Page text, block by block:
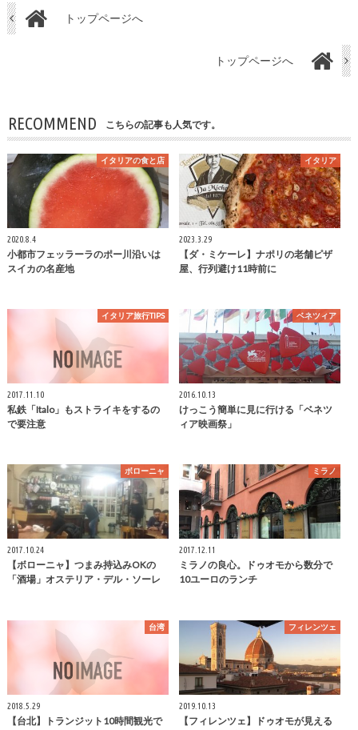
トップページへ
トップページへ
RECOMMEND こちらの記事も人気です。
イタリアの食と店
2020.8.4
小都市フェッラーラのポー川沿いは
スイカの名産地
イタリア
2023.3.29
【ダ・ミケーレ】ナポリの老舗ピザ
屋、行列避け11時前に
イタリア旅行TIPS
2017.11.10
私鉄「Italo」もストライキをするの
で要注意
ベネツィア
2016.10.13
けっこう簡単に見に行ける「ベネツ
ィア映画祭」
ボローニャ
2017.10.24
【ボローニャ】つまみ持込みOKの
「酒場」オステリア・デル・ソーレ
ミラノ
2017.12.11
ミラノの良心。ドゥオモから数分で
10ユーロのランチ
台湾
2018.5.29
【台北】トランジット10時間観光で
フィレンツェ
2019.10.13
【フィレンツェ】ドゥオモが見える